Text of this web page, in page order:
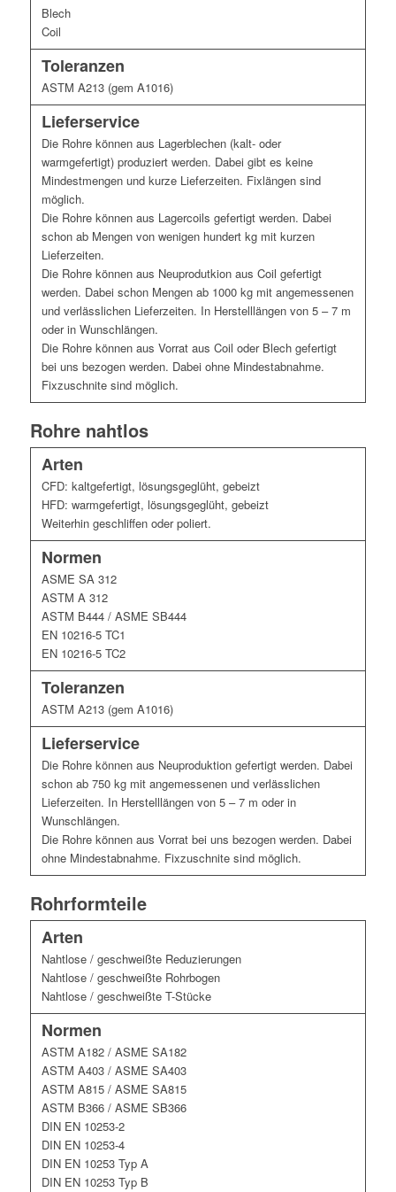
Blech
Coil
Toleranzen
ASTM A213 (gem A1016)
Lieferservice
Die Rohre können aus Lagerblechen (kalt- oder
warmgefertigt) produziert werden. Dabei gibt es keine
Mindestmengen und kurze Lieferzeiten. Fixlängen sind
möglich.
Die Rohre können aus Lagercoils gefertigt werden. Dabei
schon ab Mengen von wenigen hundert kg mit kurzen
Lieferzeiten.
Die Rohre können aus Neuprodutkion aus Coil gefertigt
werden. Dabei schon Mengen ab 1000 kg mit angemessenen
und verlässlichen Lieferzeiten. In Herstelllängen von 5 – 7 m
oder in Wunschlängen.
Die Rohre können aus Vorrat aus Coil oder Blech gefertigt
bei uns bezogen werden. Dabei ohne Mindestabnahme.
Fixzuschnite sind möglich.
Rohre nahtlos
Arten
CFD: kaltgefertigt, lösungsgeglüht, gebeizt
HFD: warmgefertigt, lösungsgeglüht, gebeizt
Weiterhin geschliffen oder poliert.
Normen
ASME SA 312
ASTM A 312
ASTM B444 / ASME SB444
EN 10216-5 TC1
EN 10216-5 TC2
Toleranzen
ASTM A213 (gem A1016)
Lieferservice
Die Rohre können aus Neuproduktion gefertigt werden. Dabei
schon ab 750 kg mit angemessenen und verlässlichen
Lieferzeiten. In Herstelllängen von 5 – 7 m oder in
Wunschlängen.
Die Rohre können aus Vorrat bei uns bezogen werden. Dabei
ohne Mindestabnahme. Fixzuschnite sind möglich.
Rohrformteile
Arten
Nahtlose / geschweißte Reduzierungen
Nahtlose / geschweißte Rohrbogen
Nahtlose / geschweißte T-Stücke
Normen
ASTM A182 / ASME SA182
ASTM A403 / ASME SA403
ASTM A815 / ASME SA815
ASTM B366 / ASME SB366
DIN EN 10253-2
DIN EN 10253-4
DIN EN 10253 Typ A
DIN EN 10253 Typ B